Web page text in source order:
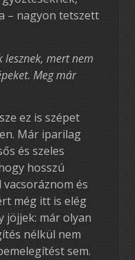
– nagyon tetszett
lesznek, mert nem
Meg már
ez is szépet
Már iparilag
és szeles
hosszú
és
még itt is elég
jöjjek: már olyan
nélkül nem
sem.